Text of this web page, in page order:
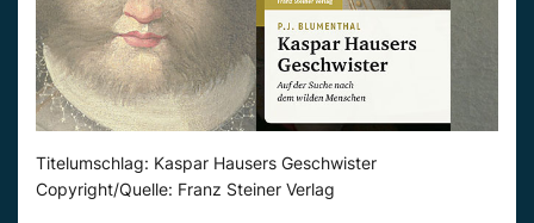
Titelumschlag: Kaspar Hausers Geschwister
Copyright/Quelle: Franz Steiner Verlag